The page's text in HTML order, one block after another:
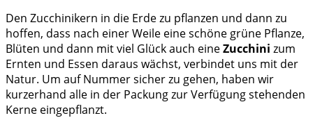
Den Zucchinikern in die Erde zu pflanzen und dann zu
hoffen, dass nach einer Weile eine schöne grüne Pflanze,
Blüten und dann mit viel Glück auch eineZucchini zum
Ernten und Essen daraus wächst, verbindet uns mit der
Natur. Um auf Nummer sicher zu gehen, haben wir
kurzerhand alle in der Packung zur Verfügung stehenden
Kerne eingepflanzt.